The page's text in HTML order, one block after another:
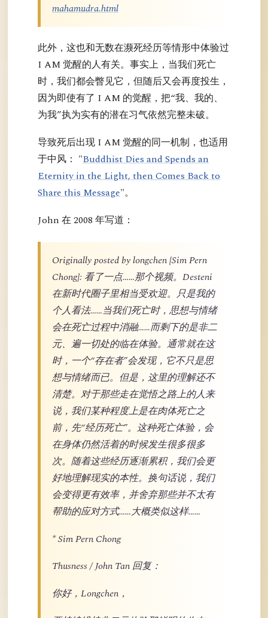
mahamudra.html
此外，这也和无数在濒死经历等情形中体验过
I AM 觉醒的人有关。事实上，当我们死亡
时，我们都会瞥见它，但随后又会再度投生，
因为即使有了 I AM 的觉醒，把“我、我的、
为我”执为实有的潜在习气依然完整未破。
导致死后出现 I AM 觉醒的同一机制，也适用
于中风： "Buddhist Dies and Spends an
Eternity in the Light, then Comes Back to
Share this Message"。
John 在 2008 年写道：
Originally posted by longchen [Sim Pern
Chong]: 看了一点……那个视频。Desteni
在新时代圈子里相当受欢迎。只是我的
个人看法……当我们死亡时，思想与情绪
会在死亡过程中消融……而剩下的是非二
元、遍一切处的临在体验。通常就在这
时，一个“存在者”会发现，它不只是思
想与情绪而已。但是，这里的理解还不
清楚。对于那些走在觉悟之路上的人来
说，我们某种程度上是在肉体死亡之
前，先“经历死亡”。这种死亡体验，会
在身体仍然活着的时候发生很多很多
次。随着这些经历逐渐累积，我们会更
好地理解现实的本性。换句话说，我们
会变得更有效率，并舍弃那些并不太有
帮助的应对方式……大概类似这样……
* Sim Pern Chong
Thusness / John Tan 回复：
你好，Longchen，